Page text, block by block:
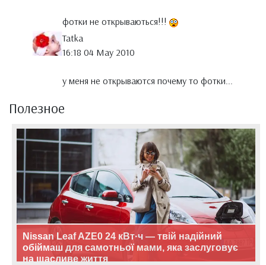
фотки не открываються!!!
Tatka
16:18 04 May 2010
у меня не открываются почему то фотки...
Полезное
Nissan Leaf AZE0 24 кВт·ч — твій надійний
обіймаш для самотньої мами, яка заслуговує
на щасливе життя